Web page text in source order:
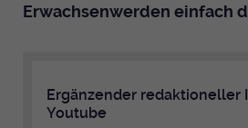
Erwachsenwerden einfach
Ergänzender redaktioneller
Youtube
Anbieter EKHN
Zweck
PHP Daten
Laufzeit
Giphy